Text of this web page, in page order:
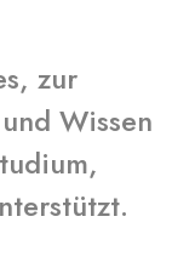
zur
Wissen